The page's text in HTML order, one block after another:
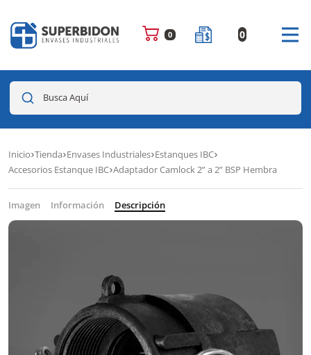
0 0
Busca Aquí
Inicio Tienda Envases Industriales Estanques IBC
Accesorios Estanque IBC Adaptador Camlock 2” a 2” BSP Hembra
Imagen Información Descripción